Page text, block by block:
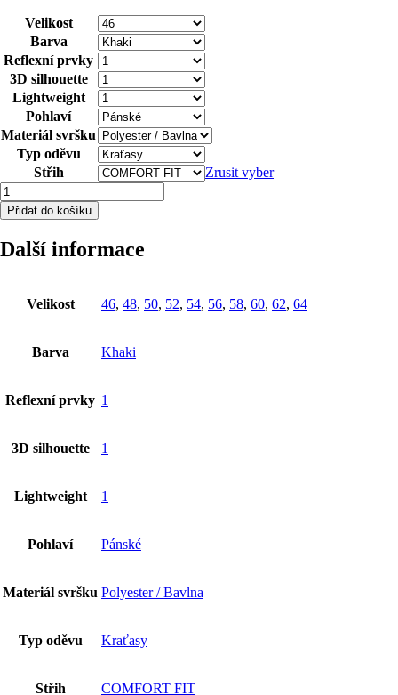
Velikost
Barva
Reflexní prvky
3D silhouette
Lightweight
Pohlaví
Materiál svršku
Typ oděvu
Střih
Zrusit vyber
Kraťasy
ARDON®SUMMER
khaki
množství
Přidat do košíku
Další informace
Velikost 46, 48, 50, 52, 54, 56, 58, 60, 62, 64
Barva Khaki
Reflexní prvky 1
3D silhouette 1
Lightweight 1
Pohlaví Pánské
Materiál svršku Polyester / Bavlna
Typ oděvu Kraťasy
Střih COMFORT FIT